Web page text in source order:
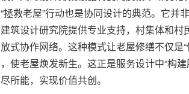
拯救老屋”行动也是协同设计的典范。它
筑设计研究院提供专业支持，村集体和
式协作网络。这种模式让老屋修缮不仅是
使老屋焕发新生。这正是服务设计中“构
所能，实现价值共创。